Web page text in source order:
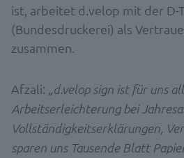
ist, arbeitet d.velop mit der D-
(Bundesdruckerei) als
zusammen.
Afzali: „d.velop sign ist für uns
Arbeitserleichterung bei
Vollständigkeitserklärungen,
sparen uns Tausende Blatt